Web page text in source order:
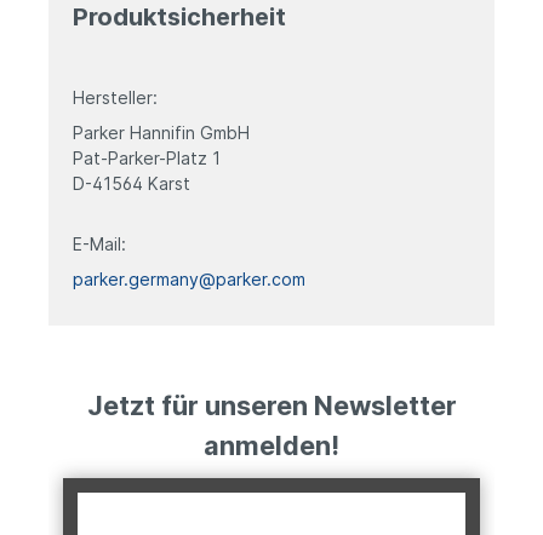
Produktsicherheit
Hersteller:
Parker Hannifin GmbH
Pat-Parker-Platz 1
D-41564 Karst
E-Mail:
parker.germany@parker.com
Jetzt für unseren Newsletter
anmelden!